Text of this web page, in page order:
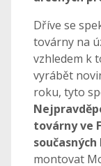
Dříve se
továrny na
vzhledem k
vyrábět
roku, tyto
továrny ve
montovat